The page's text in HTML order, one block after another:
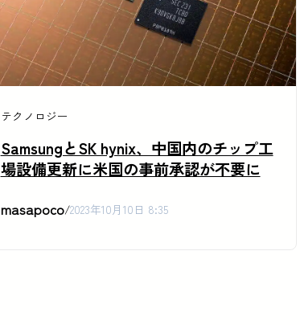
テクノロジー
SamsungとSK hynix、中国内のチップ工
場設備更新に米国の事前承認が不要に
masapoco/2023年10月10日 8:35